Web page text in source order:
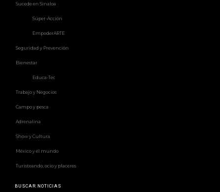
Sucede en Sinaloa
Súper-Acción
EmpoderARTE
Seguridad y Prevención
Bienestar
Educa-Tec
Trabajo y Negocios
Campo y pesca
Adrenalina
Show y Cultura
México y el mundo
Turisteando, ocio y placeres
BUSCAR NOTICIAS